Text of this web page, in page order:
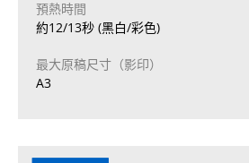
預熱時間
約12/13秒 (黑白/彩色)
最大原稿尺寸（影印）
A3